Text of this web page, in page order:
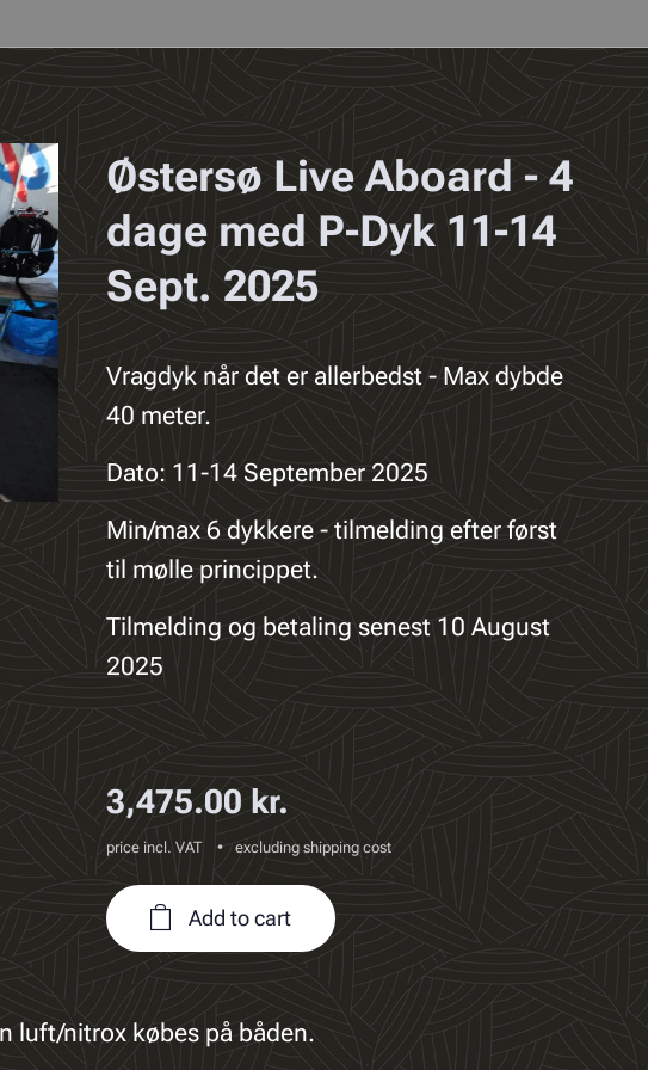
Østersø Live Aboard - 4
dage med P-Dyk 11-14
Sept. 2025
Vragdyk når det erallerbedst - Max dybde
40 meter.
Dato: 11-14 September 2025
Min/max 6 dykkere - tilmelding efter først
til mølle princippet.
Tilmelding og betaling senest 10 August
2025
3,475.00 kr.
price incl. VAT excluding shipping cost
Add to cart
luft/nitrox købes på båden.